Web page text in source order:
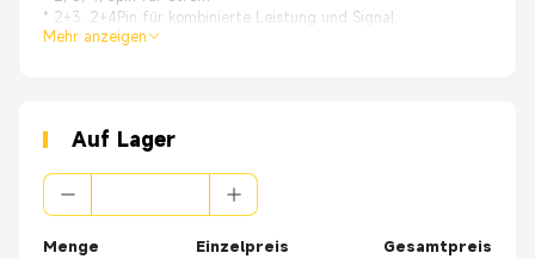
* 2+3, 2+4Pin für kombinierte Leistung und Signal.
3) Baugruppe: Draht zum Drahttyp (ohne Kabel), Draht zum Draht
Mehr anzeigen
Auf Lager
Menge
Einzelpreis
Gesamtpreis